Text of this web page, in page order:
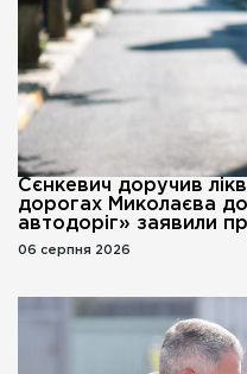
Сєнкевич доручив
дорогах Миколаєва
автодоріг» заявили
06 серпня 2026